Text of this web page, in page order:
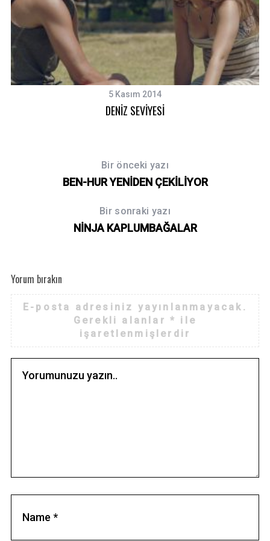
5 Kasım 2014
DENİZ SEVİYESİ
Bir önceki yazı
BEN-HUR YENİDEN ÇEKİLİYOR
Bir sonraki yazı
NİNJA KAPLUMBAĞALAR
Yorum bırakın
E-posta adresiniz yayınlanmayacak.
Gerekli alanlar* ile
işaretlenmişlerdir